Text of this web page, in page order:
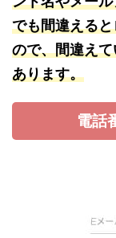
でも間違える
ので、間違え
あります。
電話